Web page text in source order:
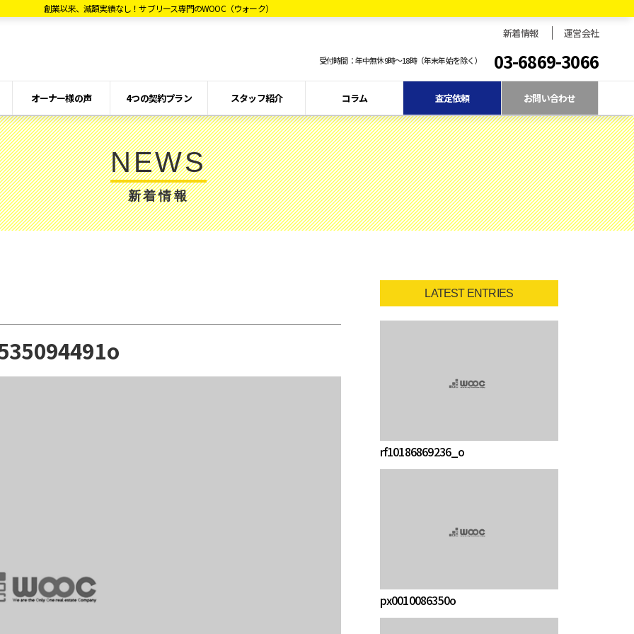
創業以来、減額実績なし！サブリース専門のWOOC（ウォーク）
新着情報 運営会社
受付時間：年中無休9時〜18時（年末年始を除く） 03-6869-3066
オーナー様の声 4つの契約プラン スタッフ紹介 コラム 査定依頼 お問い合わせ
NEWS
新着情報
LATEST ENTRIES
rf10186869236_o
px0010086350o